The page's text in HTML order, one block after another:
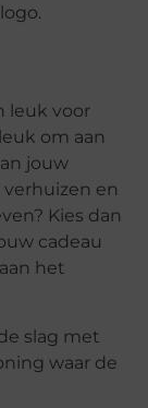
leuk voor
om aan
jouw
en
Kies dan
cadeau
het
slag met
waar de